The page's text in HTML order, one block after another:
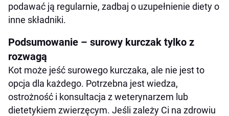
podawać ją regularnie, zadbaj o uzupełnienie diety o
inne składniki.
Podsumowanie – surowy kurczak tylko z
rozwagą
Kot może jeść surowego kurczaka, ale nie jest to
opcja dla każdego. Potrzebna jest wiedza,
ostrożność i konsultacja z weterynarzem lub
dietetykiem zwierzęcym. Jeśli zależy Ci na zdrowiu